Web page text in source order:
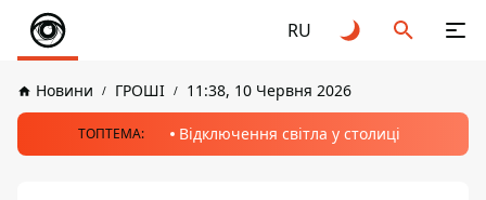
RU
Новини ГРОШІ 11:38, 10 Червня 2026
ТОПТЕМА: Відключення світла у столиці